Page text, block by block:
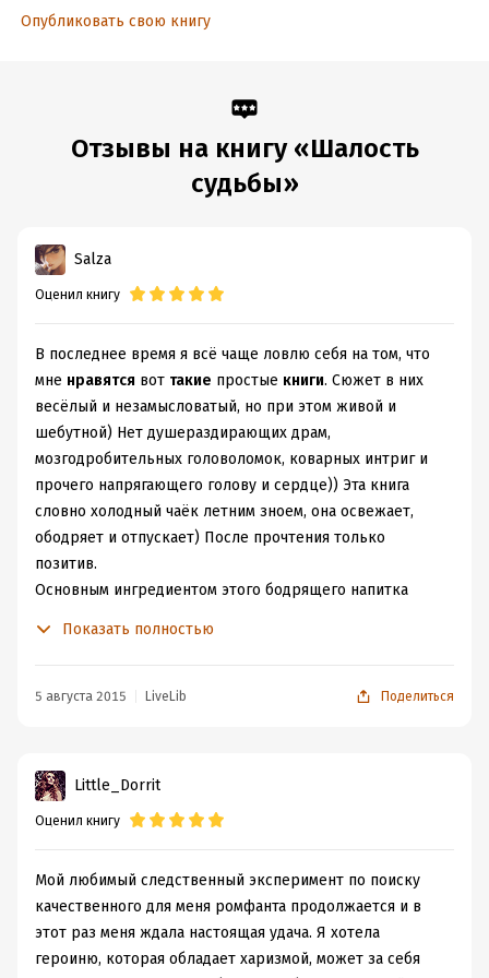
Опубликовать свою книгу
Отзывы на книгу «Шалость
судьбы»
Salza
Оценил книгу
В последнее время я всё чаще ловлю себя на том, что
мне нравятся вот такие простые книги. Сюжет в них
весёлый и незамысловатый, но при этом живой и
шебутной) Нет душераздирающих драм,
мозгодробительных головоломок, коварных интриг и
прочего напрягающего голову и сердце)) Эта книга
словно холодный чаёк летним зноем, она освежает,
ободряет и отпускает) После прочтения только
позитив.
Основным ингредиентом этого бодрящего напитка
Ректор оказывается ох как не прост и ох как красив))
оказывается дракошка. Кому как, но мне ясно
представлялся дракончик из мультика "Мулан") И без
эксцентричной особы обойтись никак нельзя, иначе не
номера почти такие же шаловливые, как и дракончик,
так что жизнь у наших главных героев враз
приобретает полноту красок))
– Ты! – Я ткнула пальцем парню в грудь. –
Показать полностью
5 августа 2015 LiveLib Поделиться
Little_Dorrit
Оценил книгу
Мой любимый следственный эксперимент по поиску
качественного для меня ромфанта продолжается и в
этот раз меня ждала настоящая удача. Я хотела
героиню, которая обладает харизмой, может за себя